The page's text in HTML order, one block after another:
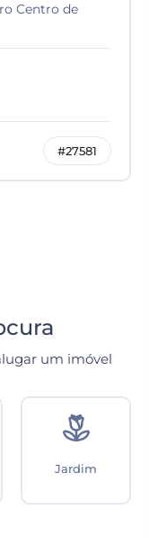
Centro de
#27581
um imóvel
Jardim